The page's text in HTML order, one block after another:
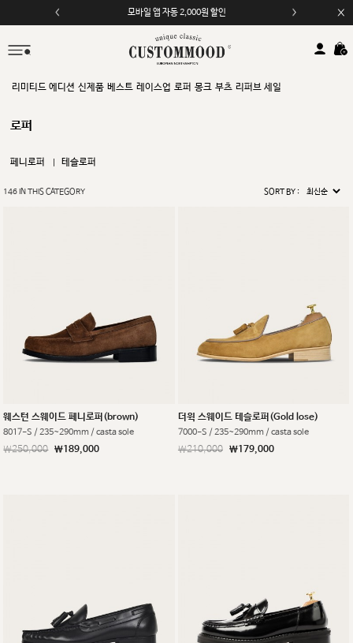
모바일 앱 자동 2,000원 할인
리미티드 에디션 신제품 베스트 레이스업 로퍼 몽크 부츠 리퍼브 세일
로퍼
페니로퍼 테슬로퍼
SORT BY :
146IN THIS CATEGORY
웨스턴 스웨이드 페니로퍼(brown)
8017-S / 235~290mm / casta sole
￦250,000 ￦189,000
더윅 스웨이드 테슬로퍼(Gold lose)
7000-S / 235~290mm / casta sole
￦210,000 ￦179,000